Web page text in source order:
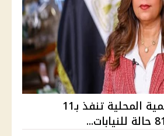
قرارات وزيرة التنمية المحلية تنفذ بـ11